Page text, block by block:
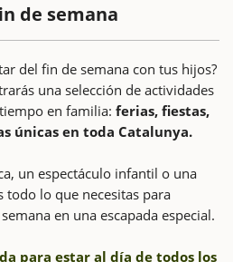
de semana
del fin de semana con tus hijos?
una selección de actividades
en familia: ferias, fiestas,
únicas en toda Catalunya.
un espectáculo infantil o una
todo lo que necesitas para
en una escapada especial.
para estar al día de todos los